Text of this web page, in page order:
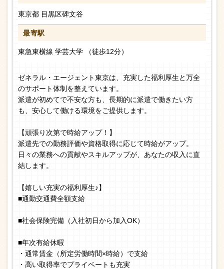
東京都 目黒区碑文谷
最寄駅
東急東横線 学芸大学 （徒歩12分）
ゼネラル・エージェント東京は、充実した福利厚生と万全
のサポート体制を整えています。
派遣が初めてで不安な方も、長期的に派遣で働きたい方
も、安心して働ける環境をご提供します。
【頑張り次第で時給アップ！】
派遣先での勤務評価や資格取得に応じて時給がアップ。
日々の業務への貢献やスキルアップが、あなたの収入に直
結します。
【嬉しい充実の福利厚生♪】
■通勤交通費全額支給
■社会保険完備（入社初日から加入OK）
■年次有給休暇
・通常賃金（所定労働時間×時給）で支給
・高い取得率でプライベートも充実